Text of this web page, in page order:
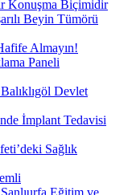
Konuşma Biçimidir
Beyin Tümörü
Almayın!
Paneli
Devlet
İmplant Tedavisi
Sağlık
Eğitim ve